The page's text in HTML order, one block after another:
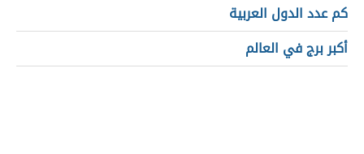
كم عدد الدول العربية
أكبر برج في العالم